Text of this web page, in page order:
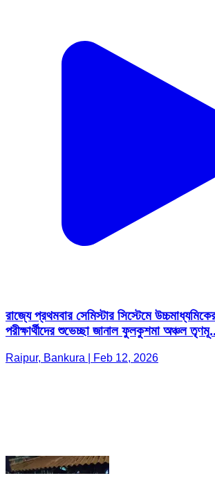
রাজ্যে প্রথমবার সেমিস্টার সিস্টেমে
পরীক্ষার্থীদের শুভেচ্ছা জানাল ফুলকুশমা অঞ্চল তৃণমূ...